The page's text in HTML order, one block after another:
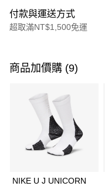
付款與運送方式
超取滿NT$1,500免運
信用卡一次付款
3 期 0 利率 每期
合作金庫商業銀行
華南商業銀行
上海商業儲蓄銀行
Apple Pay
商品加價購 (9)
NIKE U J UNICORN